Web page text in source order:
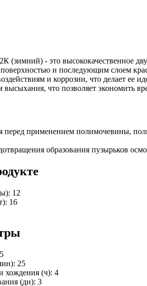
(зимний) - это высококачественное
и последующим слоем
и коррозии, что делает
что позволяет экономить
перед применением полимочевины,
образования пузырьков
12
16
25
хождения (ч): 4
(дн): 3